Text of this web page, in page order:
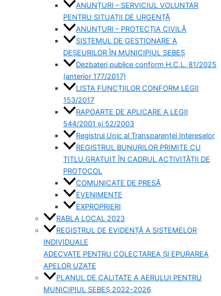
ANUNȚURI – SERVICIUL VOLUNTAR
PENTRU SITUAȚII DE URGENȚĂ
ANUNȚURI – PROTECȚIA CIVILĂ
SISTEMUL DE GESTIONARE A
DEȘEURILOR ÎN MUNICIPIUL SEBEȘ
Dezbateri publice conform H.C.L. 81/2025
(anterior 177/2017)
LISTA FUNCȚIILOR CONFORM LEGII
153/2017
RAPOARTE DE APLICARE A LEGII
544/2001 și 52/2003
Registrul Unic al Transparenței Intereselor
REGISTRUL BUNURILOR PRIMITE CU
TITLU GRATUIT ÎN CADRUL ACTIVITĂȚII DE
PROTOCOL
COMUNICATE DE PRESĂ
EVENIMENTE
EXPROPRIERI
RABLA LOCAL 2023
REGISTRUL DE EVIDENȚĂ A SISTEMELOR
INDIVIDUALE
ADECVATE PENTRU COLECTAREA ȘI EPURAREA
APELOR UZATE
PLANUL DE CALITATE A AERULUI PENTRU
MUNICIPIUL SEBEȘ 2022-2026